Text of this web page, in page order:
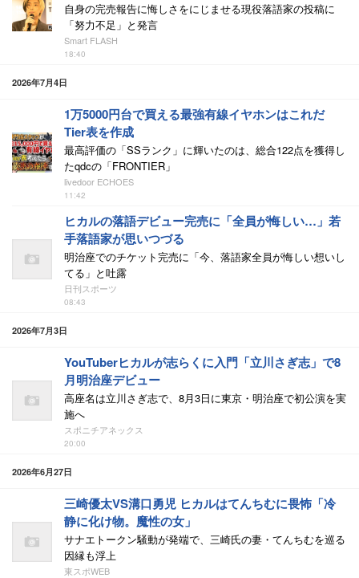
自身の完売報告に悔しさをにじませる現役落語家の投稿に
「努力不足」と発言
Smart FLASH
18:40
2026年7月4日
1万5000円台で買える最強有線イヤホンはこれだ
Tier表を作成
最高評価の「SSランク」に輝いたのは、総合122点を獲得し
たqdcの「FRONTIER」
livedoor ECHOES
11:42
ヒカルの落語デビュー完売に「全員が悔しい…」若
手落語家が思いつづる
明治座でのチケット完売に「今、落語家全員が悔しい想いし
てる」と吐露
日刊スポーツ
08:43
2026年7月3日
YouTuberヒカルが志らくに入門「立川さぎ志」で8
月明治座デビュー
高座名は立川さぎ志で、8月3日に東京・明治座で初公演を実
施へ
スポニチアネックス
20:00
2026年6月27日
三崎優太VS溝口勇児 ヒカルはてんちむに畏怖「冷
静に化け物。魔性の女」
サナエトークン騒動が発端で、三崎氏の妻・てんちむを巡る
因縁も浮上
東スポWEB